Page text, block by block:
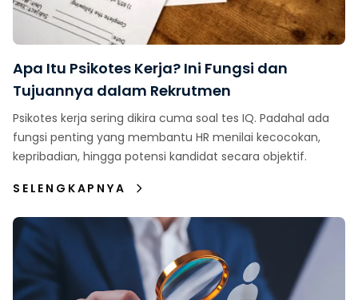
Apa Itu Psikotes Kerja? Ini Fungsi dan
Tujuannya dalam Rekrutmen
Psikotes kerja sering dikira cuma soal tes IQ. Padahal ada
fungsi penting yang membantu HR menilai kecocokan,
kepribadian, hingga potensi kandidat secara objektif.
SELENGKAPNYA